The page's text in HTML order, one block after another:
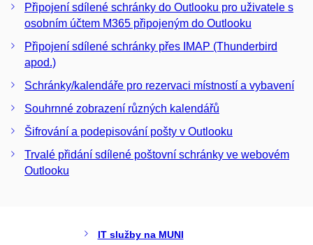
Připojení sdílené schránky do Outlooku pro uživatele s
osobním účtem M365 připojeným do Outlooku
Připojení sdílené schránky přes IMAP (Thunderbird
apod.)
Schránky/kalendáře pro rezervaci místností a vybavení
Souhrnné zobrazení různých kalendářů
Šifrování a podepisování pošty v Outlooku
Trvalé přidání sdílené poštovní schránky ve webovém
Outlooku
IT služby na MUNI